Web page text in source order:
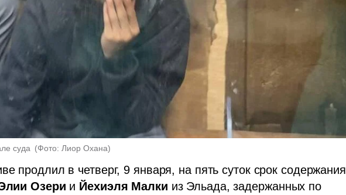
суда (Фото: Лиор Охана)
продлил в четверг, 9 января, на пять суток срок содержания
Озери и Йехиэля Малки из Эльада, задержанных по